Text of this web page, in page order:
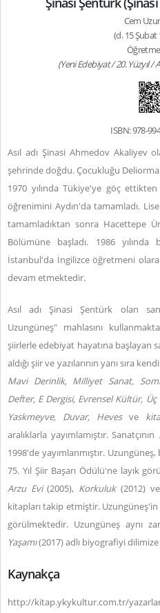
Cem
(d. 15 Şubat
(Yeni Edebiyat / 20. Yüzyıl
ISBN: 978-
Asıl adı Şinasi Ahmedov Akaliyev
şehrinde doğdu. Çocukluğu
1970 yılında Tükiye'ye göç
öğrenimini Aydın'da tamamladı.
tamamladıktan sonra Hacettepe
Bölümüne başladı. 1986
İstanbul'da İngilizce öğretmeni
devam etmektedir.
Asıl adı Şinasi Şentürk olan
Uzungüneş" mahlasını
şiirlerle edebiyat hayatına başlayan
aldığı şiir ve yazılarının yanı sıra
Mavi Derinlik, Milliyet Sanat,
Defter, E Dergisi, Evrensel Kültür,
Yaskmeyve, Duvar, Heves ve
aralıklarla yayımlamıştır. Sanatçının
1998'de yayımlanmıştır.
75. Yıl Şiir Başarı Ödülü'ne layık
Arzu Evi(2005), Korkuluk(2012) ve
kitapları takip etmiştir.
görülmektedir. Uzungüneş aynı
Yaşamı(2017) adlı biyografiyi dilimize
Kaynakça
http://kitap.ykykultur.com.tr/